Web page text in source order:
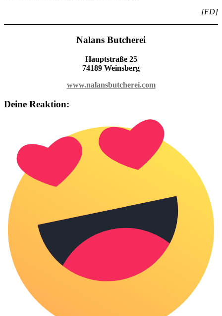
[FD]
Nalans Butcherei
Hauptstraße 25
74189 Weinsberg
www.nalansbutcherei.com
Deine Reaktion: